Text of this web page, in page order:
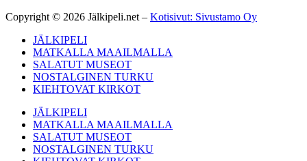
Copyright © 2026 Jälkipeli.net – Kotisivut: Sivustamo Oy
JÄLKIPELI
MATKALLA MAAILMALLA
SALATUT MUSEOT
NOSTALGINEN TURKU
KIEHTOVAT KIRKOT
JÄLKIPELI
MATKALLA MAAILMALLA
SALATUT MUSEOT
NOSTALGINEN TURKU